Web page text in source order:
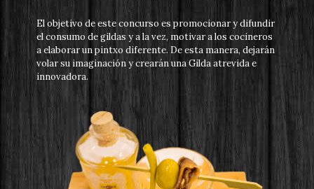
El objetivo de este concurso es promocionar y difundir
el consumo de gildas y a la vez, motivar a los cocineros
a elaborar un pintxo diferente. De esta manera, dejarán
volar su imaginación y crearán una Gilda atrevida e
innovadora.